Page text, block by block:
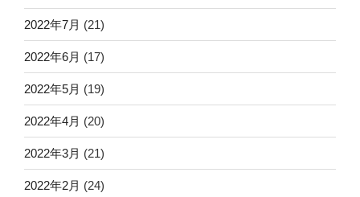
2022年7月 (21)
2022年6月 (17)
2022年5月 (19)
2022年4月 (20)
2022年3月 (21)
2022年2月 (24)